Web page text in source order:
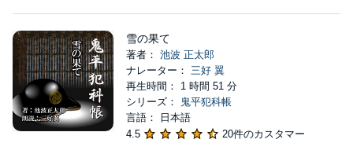
雪の果て
著者： 池波 正太郎
ナレーター： 三好 翼
再生時間： 1 時間 51 分
シリーズ：
鬼平犯科帳
言語： 日本語
4.5
20件のカスタマー